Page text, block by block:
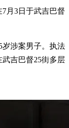
月3日于武吉巴督
岁涉案男子。执法
吉巴督25街多层